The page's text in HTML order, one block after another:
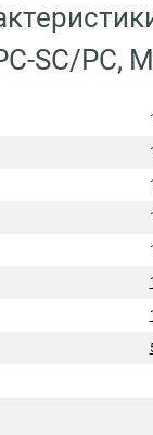
SC/PC,
1
1
1